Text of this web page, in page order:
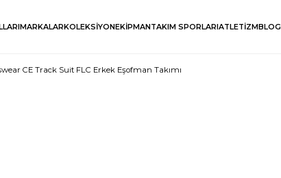
MARKALARKOLEKSİYONEKİPMANTAKIM SPORLARIATLETİZMBLOG
CE Track Suit FLC Erkek Eşofman Takımı